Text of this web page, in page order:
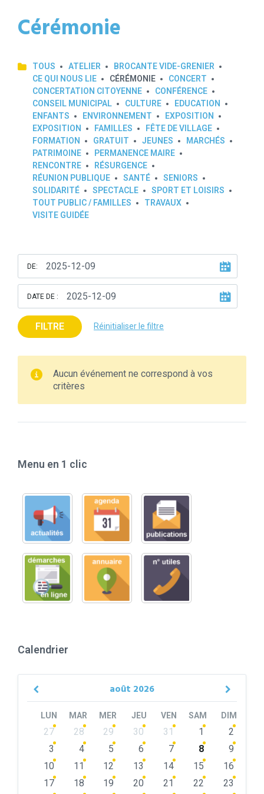
Cérémonie
TOUS ATELIER
BROCANTE VIDE-GRENIER
CE QUI NOUS LIE
CÉRÉMONIE
CONCERT
CONCERTATION CITOYENNE
CONFÉRENCE
CONSEIL MUNICIPAL
CULTURE
EDUCATION
ENFANTS
ENVIRONNEMENT
EXPOSITION
EXPOSITION
FAMILLES
FÊTE DE VILLAGE
FORMATION
GRATUIT JEUNES
MARCHÉS
PATRIMOINE
PERMANENCE MAIRE
RENCONTRE
RÉSURGENCE
RÉUNION PUBLIQUE
SANTÉ
SENIORS
SOLIDARITÉ
SPECTACLE
SPORT ET LOISIRS
TOUT PUBLIC / FAMILLES
TRAVAUX
VISITE GUIDÉE
DE:
DATE DE :
FILTRE Réinitialiser le filtre
Aucun événement ne correspond à vos
critères
Menu en 1 clic
Calendrier
août 2026
Previous
LUN MAR MER JEU VEN SAM DIM
Skip
calendar
27 28 29 30 31 1
2
3
4 5 6 7 8
9
10
11 12 13 14 15
16
17
18 19 20 21 22
23